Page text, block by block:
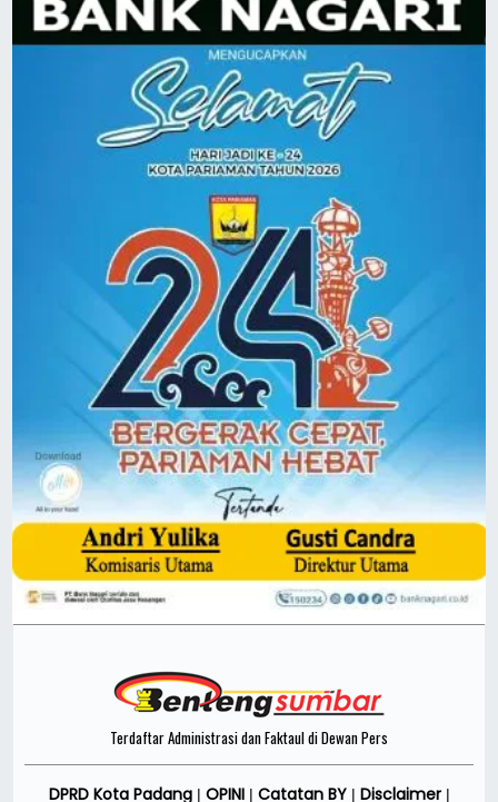
Terdaftar Administrasi dan Faktaul di Dewan Pers
DPRD Kota Padang| OPINI Catatan BY| Disclaimer|